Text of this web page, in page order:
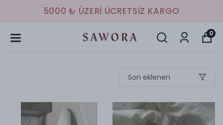
5000 ₺ ÜZERI ÜCRETSIZ KARGO
0
Son eklenen